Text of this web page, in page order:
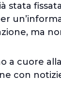
stata
ma
a cuore
con